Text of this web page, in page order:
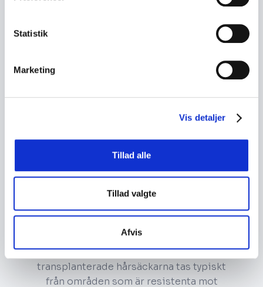
Statistik
Marketing
Vis detaljer
Tillad alle
Tillad valgte
Afvis
Är
hårtransplantation
permanent?
När det gäller hårtransplantationer är
resultatet oftast permanent. De
transplanterade hårsäckarna tas typiskt
från områden som är resistenta mot